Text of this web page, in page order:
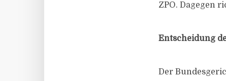
ZPO. Dagegen
Entscheidung
Der